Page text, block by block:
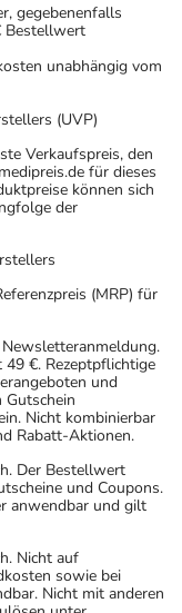
gegebenenfalls
Bestellwert
unabhängig vom
(UVP)
Verkaufspreis, den
für dieses
können sich
der
(MRP) für
€. Rezeptpflichtige
und
Nicht kombinierbar
Rabatt-Aktionen.
Der Bestellwert
und Coupons.
anwendbar und gilt
Nicht auf
sowie bei
Nicht mit anderen